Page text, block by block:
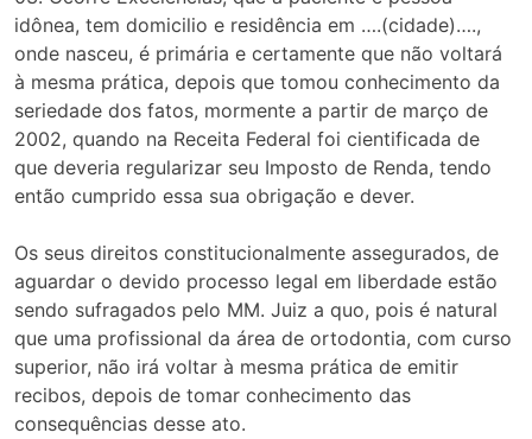
idônea, tem domicilio e residência em ….(cidade)….,
onde nasceu, é primária e certamente que não voltará
à mesma prática, depois que tomou conhecimento da
seriedade dos fatos, mormente a partir de março de
2002, quando na Receita Federal foi cientificada de
que deveria regularizar seu Imposto de Renda, tendo
então cumprido essa sua obrigação e dever.
Os seus direitos constitucionalmente assegurados, de
aguardar o devido processo legal em liberdade estão
sendo sufragados pelo MM. Juiz a quo, pois é natural
que uma profissional da área de ortodontia, com curso
superior, não irá voltar à mesma prática de emitir
recibos, depois de tomar conhecimento das
consequências desse ato.